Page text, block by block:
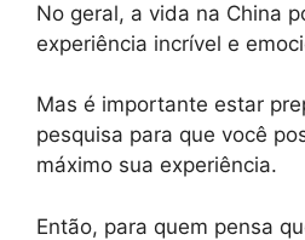
No geral, a vida na China
experiência incrível e
Mas é importante estar
pesquisa para que você
máximo sua experiência.
Então, para quem pensa